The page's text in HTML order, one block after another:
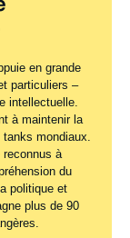
en grande
particuliers –
intellectuelle.
à maintenir la
tanks mondiaux.
reconnus à
du
politique et
plus de 90